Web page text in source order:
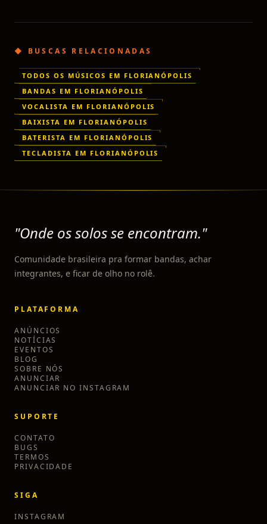
◆ BUSCAS RELACIONADAS
TODOS OS MÚSICOS EM FLORIANÓPOLIS
BANDAS EM FLORIANÓPOLIS
VOCALISTA EM FLORIANÓPOLIS
BAIXISTA EM FLORIANÓPOLIS
BATERISTA EM FLORIANÓPOLIS
TECLADISTA EM FLORIANÓPOLIS
"Onde os solos se encontram."
Comunidade brasileira pra formar bandas, achar
integrantes, e ficar de olho no rolê.
PLATAFORMA
ANÚNCIOS
NOTÍCIAS
EVENTOS
BLOG
SOBRE NÓS
ANUNCIAR
ANUNCIAR NO INSTAGRAM
SUPORTE
CONTATO
BUGS
TERMOS
PRIVACIDADE
SIGA
INSTAGRAM